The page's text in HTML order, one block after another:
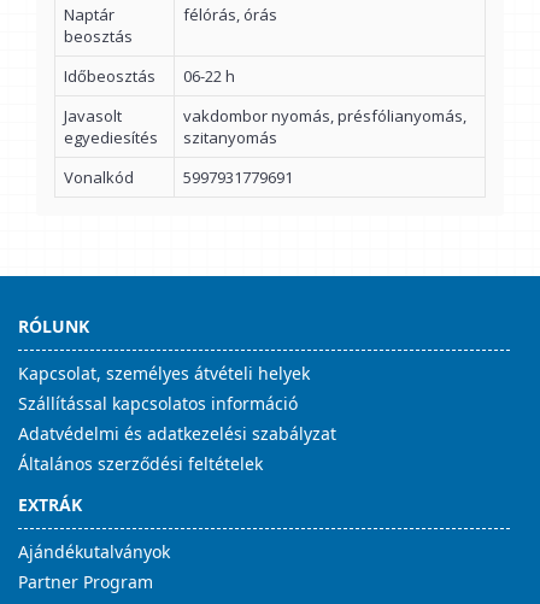
Naptár
beosztás
félórás, órás
Időbeosztás
06-22 h
Javasolt
egyediesítés
vakdombor nyomás, présfólianyomás,
szitanyomás
Vonalkód
5997931779691
RÓLUNK
Kapcsolat, személyes átvételi helyek
Szállítással kapcsolatos információ
Adatvédelmi és adatkezelési szabályzat
Általános szerződési feltételek
EXTRÁK
Ajándékutalványok
Partner Program